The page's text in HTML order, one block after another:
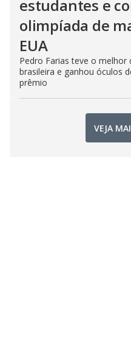
estudantes e
olimpíada de
EUA
Pedro Farias teve o melhor
brasileira e ganhou óculos
prêmio
VEJA